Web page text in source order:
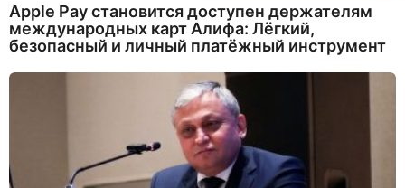
Apple Pay становится доступен держателям
международных карт Алифа: Лёгкий,
безопасный и личный платёжный инструмент